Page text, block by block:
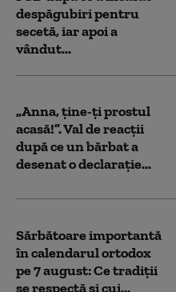
despăgubiri pentru
secetă, iar apoi a
vândut...
„Anna, ţine-ţi prostul
acasă!”. Val de reacții
după ce un bărbat a
desenat o declarație...
Sărbătoare importantă
în calendarul ortodox
pe 7 august: Ce tradiții
se respectă și cui...